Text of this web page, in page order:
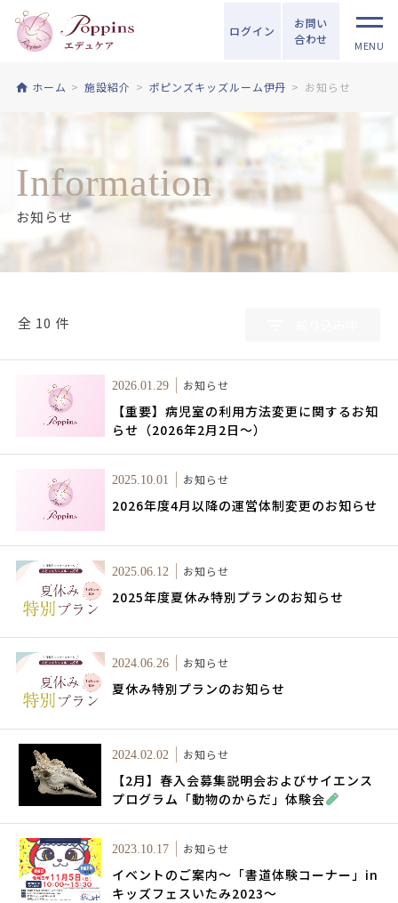
ログイン
お問い
合わせ
MENU
ホーム 施設紹介 ポピンズキッズルーム伊丹 お知らせ
Information
お知らせ
全 10 件
2026.01.29 お知らせ
【重要】病児室の利用方法変更に関するお知
らせ（2026年2月2日～）
2025.10.01 お知らせ
2026年度4月以降の運営体制変更のお知らせ
2025.06.12 お知らせ
2025年度夏休み特別プランのお知らせ
2024.06.26 お知らせ
夏休み特別プランのお知らせ
2024.02.02 お知らせ
【2月】春入会募集説明会およびサイエンス
プログラム「動物のからだ」体験会
2023.10.17 お知らせ
イベントのご案内～「書道体験コーナー」in
キッズフェスいたみ2023～